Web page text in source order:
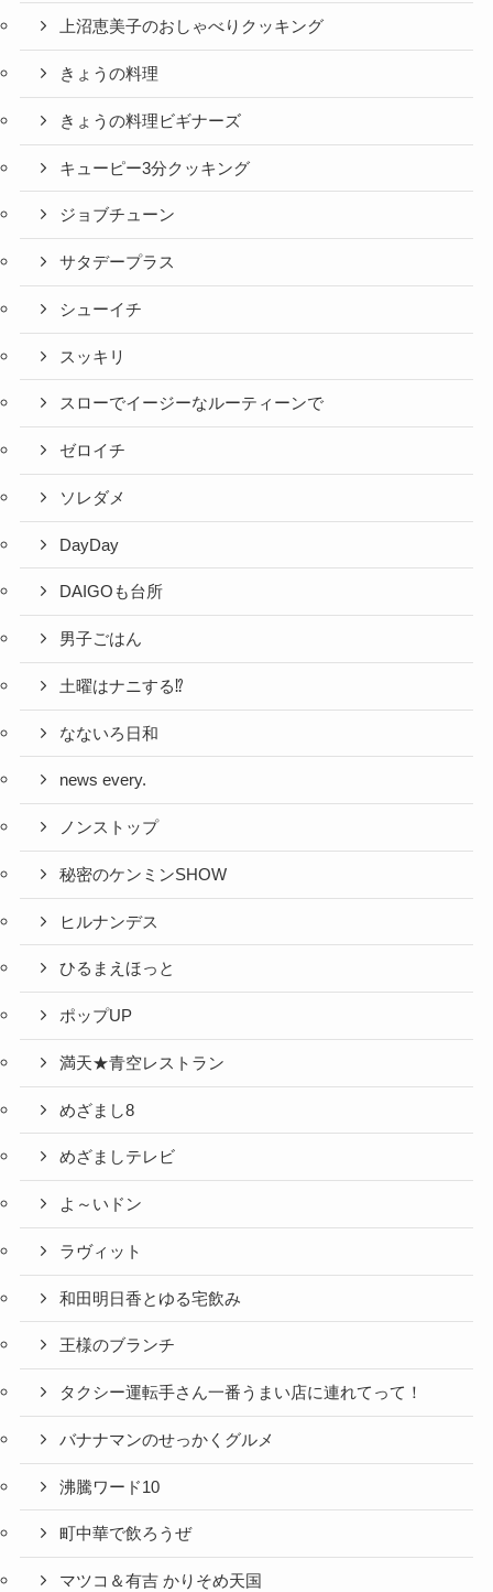
上沼恵美子のおしゃべりクッキング
きょうの料理
きょうの料理ビギナーズ
キューピー3分クッキング
ジョブチューン
サタデープラス
シューイチ
スッキリ
スローでイージーなルーティーンで
ゼロイチ
ソレダメ
DayDay
DAIGOも台所
男子ごはん
土曜はナニする⁉
なないろ日和
news every.
ノンストップ
秘密のケンミンSHOW
ヒルナンデス
ひるまえほっと
ポップUP
満天★青空レストラン
めざまし8
めざましテレビ
よ～いドン
ラヴィット
和田明日香とゆる宅飲み
王様のブランチ
タクシー運転手さん一番うまい店に連れてって！
バナナマンのせっかくグルメ
沸騰ワード10
町中華で飲ろうぜ
マツコ＆有吉 かりそめ天国